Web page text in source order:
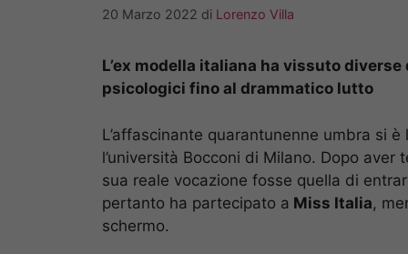
20 Marzo 2022 di Lorenzo Villa
L’ex modella italiana ha vissuto
psicologici fino al drammatico lutto
L’affascinante quarantunenne umbra si
l’università Bocconi di Milano. Dopo
sua reale vocazione fosse quella di
pertanto ha partecipato a Miss Italia,
schermo.